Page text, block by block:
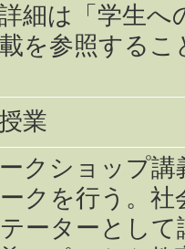
細は「学生へ
を参照するこ
業
ークショップ
クを行う。社
ーターとし